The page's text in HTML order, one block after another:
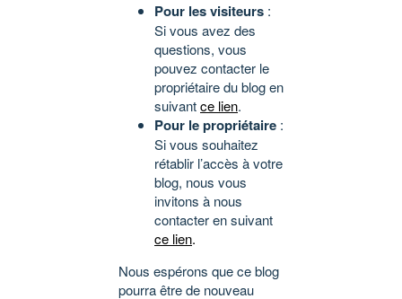
Pour les visiteurs :
Si vous avez des
questions, vous
pouvez contacter le
propriétaire du blog en
suivantce lien.
Pour le propriétaire :
Si vous souhaitez
rétablir l’accès à votre
blog, nous vous
invitons à nous
contacter en suivant
ce lien.
Nous espérons que ce blog
pourra être de nouveau